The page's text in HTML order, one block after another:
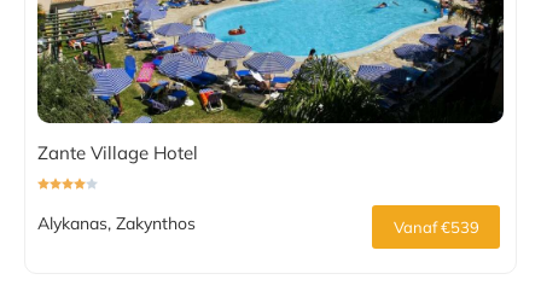
Zante Village Hotel
Alykanas, Zakynthos Vanaf €539